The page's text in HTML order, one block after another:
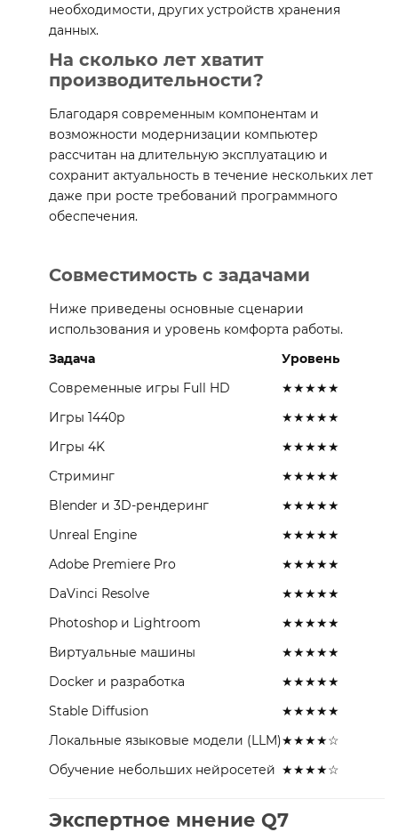
необходимости, других устройств хранения
данных.
На сколько лет хватит
производительности?
Благодаря современным компонентам и
возможности модернизации компьютер
рассчитан на длительную эксплуатацию и
сохранит актуальность в течение нескольких лет
даже при росте требований программного
обеспечения.
Совместимость с задачами
Ниже приведены основные сценарии
использования и уровень комфорта работы.
Задача
Уровень
Современные игры Full HD
★★★★★
Игры 1440p
★★★★★
Игры 4K
★★★★★
Стриминг
★★★★★
Blender и 3D-рендеринг
★★★★★
Unreal Engine
★★★★★
Adobe Premiere Pro
★★★★★
DaVinci Resolve
★★★★★
Photoshop и Lightroom
★★★★★
Виртуальные машины
★★★★★
Docker и разработка
★★★★★
Stable Diffusion
★★★★★
Локальные языковые модели (LLM)★★★★☆
Обучение небольших нейросетей ★★★★☆
Экспертное мнение Q7